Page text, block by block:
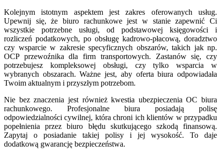
Kolejnym istotnym aspektem jest zakres oferowanych usług.
Upewnij się, że biuro rachunkowe jest w stanie zapewnić Ci
wszystkie potrzebne usługi, od podstawowej księgowości i
rozliczeń podatkowych, po obsługę kadrowo-płacową, doradztwo
czy wsparcie w zakresie specyficznych obszarów, takich jak np.
OCP przewoźnika dla firm transportowych. Zastanów się, czy
potrzebujesz kompleksowej obsługi, czy tylko wsparcia w
wybranych obszarach. Ważne jest, aby oferta biura odpowiadała
Twoim aktualnym i przyszłym potrzebom.
Nie bez znaczenia jest również kwestia ubezpieczenia OC biura
rachunkowego. Profesjonalne biura posiadają polisę
odpowiedzialności cywilnej, która chroni ich klientów w przypadku
popełnienia przez biuro błędu skutkującego szkodą finansową.
Zapytaj o posiadanie takiej polisy i jej wysokość. To daje
dodatkową gwarancję bezpieczeństwa.